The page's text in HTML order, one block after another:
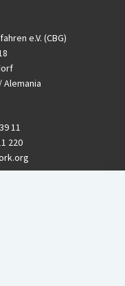
e.V. (CBG)
Alemania
11
220